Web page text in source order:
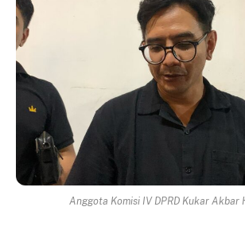
Anggota Komisi IV DPRD Kukar Akbar